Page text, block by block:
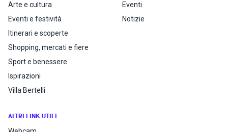
Arte e cultura
Eventi e festività
Itinerari e scoperte
Shopping, mercati e fiere
Sport e benessere
Ispirazioni
Villa Bertelli
Eventi
Notizie
ALTRI LINK UTILI